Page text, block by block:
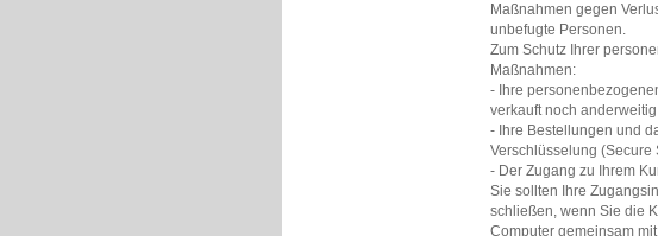
Maßnahmen gegen
unbefugte Personen.
Zum Schutz Ihrer
Maßnahmen:
- Ihre
verkauft noch
- Ihre Bestellungen und
Verschlüsselung (Secure
- Der Zugang zu Ihrem
Sie sollten Ihre
schließen, wenn Sie die
Computer gemeinsam